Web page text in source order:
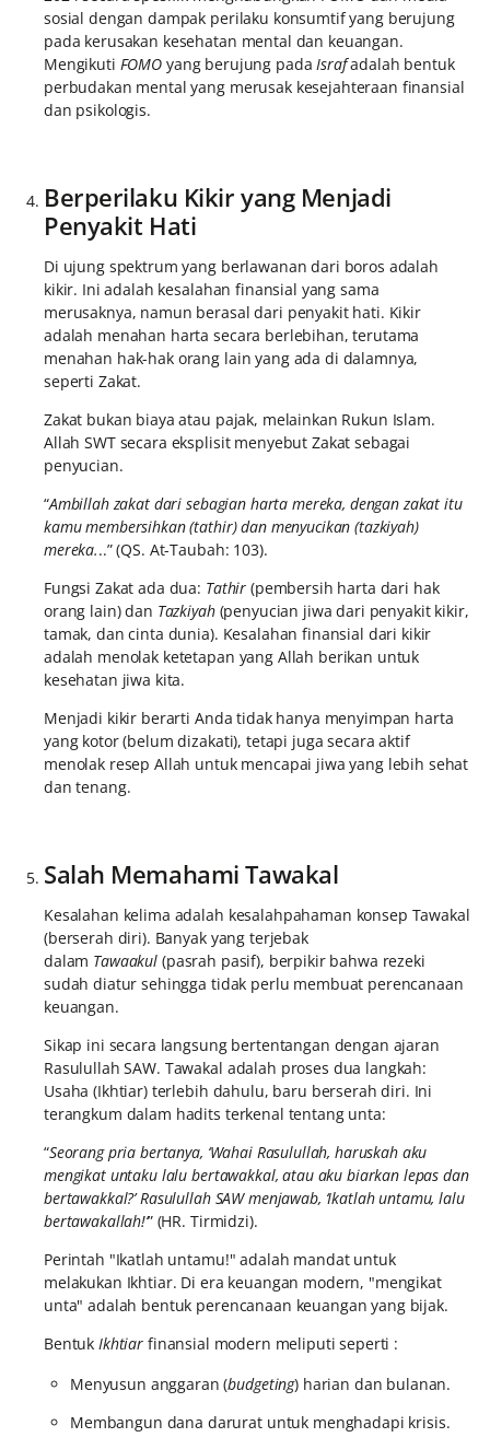
sosial dengan dampak perilaku konsumtif yang berujung
pada kerusakan kesehatan mental dan keuangan.
Mengikuti FOMO yang berujung padaIsrafadalah bentuk
perbudakan mental yang merusak kesejahteraan finansial
dan psikologis.
Berperilaku Kikir yang Menjadi
Penyakit Hati
Di ujung spektrum yang berlawanan dari boros adalah
kikir. Ini adalah kesalahan finansial yang sama
merusaknya, namun berasal dari penyakit hati. Kikir
adalah menahan harta secara berlebihan, terutama
menahan hak-hak orang lain yang ada di dalamnya,
seperti Zakat.
Zakat bukan biaya atau pajak, melainkan Rukun Islam.
Allah SWT secara eksplisit menyebut Zakat sebagai
penyucian.
“Ambillah zakat dari sebagian harta mereka, dengan zakat itu
kamu membersihkan (tathir) dan menyucikan (tazkiyah)
mereka...” (QS. At-Taubah: 103).
Fungsi Zakat ada dua: Tathir (pembersih harta dari hak
orang lain) dan Tazkiyah(penyucian jiwa dari penyakit kikir,
tamak, dan cinta dunia). Kesalahan finansial dari kikir
adalah menolak ketetapan yang Allah berikan untuk
kesehatan jiwa kita.
Menjadi kikir berarti Anda tidak hanya menyimpan harta
yang kotor (belum dizakati), tetapi juga secara aktif
menolak resep Allah untuk mencapai jiwa yang lebih sehat
dan tenang.
Salah Memahami Tawakal
Kesalahan kelima adalah kesalahpahaman konsep Tawakal
(berserah diri). Banyak yang terjebak
dalam Tawaakul (pasrah pasif), berpikir bahwa rezeki
sudah diatur sehingga tidak perlu membuat perencanaan
keuangan.
Sikap ini secara langsung bertentangan dengan ajaran
Rasulullah SAW. Tawakal adalah proses dua langkah:
Usaha (Ikhtiar) terlebih dahulu, baru berserah diri. Ini
terangkum dalam hadits terkenal tentang unta:
“Seorang pria bertanya, ‘Wahai Rasulullah, haruskah aku
mengikat untaku lalu bertawakkal, atau aku biarkan lepas dan
bertawakkal?’ Rasulullah SAW menjawab, ‘Ikatlah untamu, lalu
bertawakallah!’” (HR. Tirmidzi).
Perintah "Ikatlah untamu!" adalah mandat untuk
melakukan Ikhtiar. Di era keuangan modern, "mengikat
unta" adalah bentuk perencanaan keuangan yang bijak.
BentukIkhtiar finansial modern meliputi seperti :
Menyusun anggaran (budgeting) harian dan bulanan.
Membangun dana darurat untuk menghadapi krisis.